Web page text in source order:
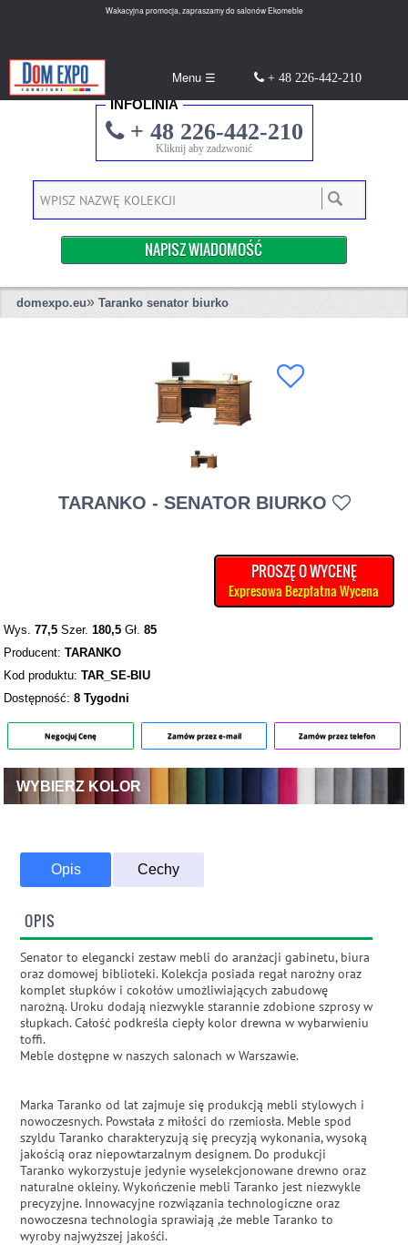
Wakacyjna promocja, zapraszamy do salonów Ekomeble
Menu ☰ + 48 226-442-210
INFOLINIA
+ 48 226-442-210
Kliknij aby zadzwonić
NAPISZ WIADOMOŚĆ
domexpo.eu» Taranko senator biurko
TARANKO - SENATOR BIURKO
PROSZĘ O WYCENĘ
Expresowa Bezpłatna Wycena
Wys.77,5 Szer.180,5 Gł.85
Producent:TARANKO
Kod produktu:TAR_SE-BIU
Dostępność:8 Tygodni
Negocjuj Cenę Zamów przez e-mail Zamów przez telefon
WYBIERZ KOLOR
Opis Cechy
OPIS
Senator to elegancki zestaw mebli do aranżacji gabinetu, biura
oraz domowej biblioteki. Kolekcja posiada regał narożny oraz
komplet słupków i cokołów umożliwiających zabudowę
narożną. Uroku dodają niezwykle starannie zdobione szprosy w
słupkach. Całość podkreśla ciepły kolor drewna w wybarwieniu
toffi.
Meble dostępne w naszych salonach w Warszawie.
Marka Taranko od lat zajmuje się produkcją mebli stylowych i
nowoczesnych. Powstała z miłości do rzemiosła. Meble spod
szyldu Taranko charakteryzują się precyzją wykonania, wysoką
jakością oraz niepowtarzalnym designem. Do produkcji
Taranko wykorzystuje jedynie wyselekcjonowane drewno oraz
naturalne okleiny. Wykończenie mebli Taranko jest niezwykle
precyzyjne. Innowacyjne rozwiązania technologiczne oraz
nowoczesna technologia sprawiają ,że meble Taranko to
wyroby najwyższej jakośći.